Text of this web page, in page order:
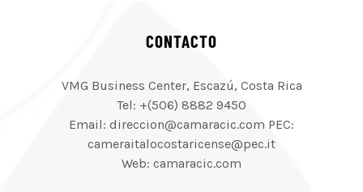
CONTACTO
VMG Business Center, Escazú, Costa Rica
Tel: +(506) 8882 9450
Email: direccion@camaracic.com PEC:
cameraitalocostaricense@pec.it
Web: camaracic.com